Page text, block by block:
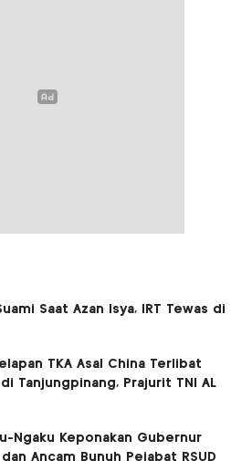
Saat Azan Isya, IRT Tewas di
TKA Asal China Terlibat
Tanjungpinang, Prajurit TNI AL
Ngaku Keponakan Gubernur
Ancam Bunuh Pejabat RSUD